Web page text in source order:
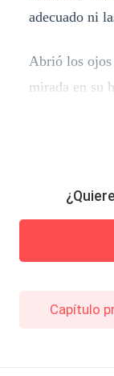
adecuado ni
Abrió los ojos
mirada en su h
Capítulo